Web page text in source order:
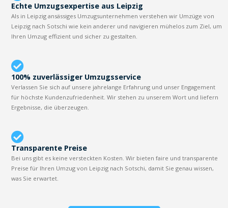
Echte Umzugsexpertise aus Leipzig
Als in Leipzig ansässiges Umzugsunternehmen verstehen wir Umzüge von
Leipzig nach Sotschi wie kein anderer und navigieren mühelos zum Ziel, um
Ihren Umzug effizient und sicher zu gestalten.
100% zuverlässiger Umzugsservice
Verlassen Sie sich auf unsere jahrelange Erfahrung und unser Engagement
für höchste Kundenzufriedenheit. Wir stehen zu unserem Wort und liefern
Ergebnisse, die überzeugen.
Transparente Preise
Bei uns gibt es keine versteckten Kosten. Wir bieten faire und transparente
Preise für Ihren Umzug von Leipzig nach Sotschi, damit Sie genau wissen,
was Sie erwartet.